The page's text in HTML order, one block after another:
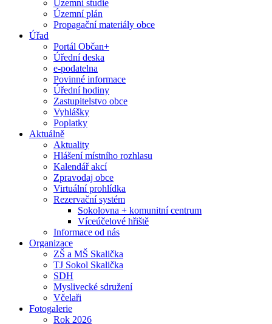
Územní studie
Územní plán
Propagační materiály obce
Úřad
Portál Občan+
Úřední deska
e-podatelna
Povinné informace
Úřední hodiny
Zastupitelstvo obce
Vyhlášky
Poplatky
Aktuálně
Aktuality
Hlášení místního rozhlasu
Kalendář akcí
Zpravodaj obce
Virtuální prohlídka
Rezervační systém
Sokolovna + komunitní centrum
Víceúčelové hřiště
Informace od nás
Organizace
ZŠ a MŠ Skalička
TJ Sokol Skalička
SDH
Myslivecké sdružení
Včelaři
Fotogalerie
Rok 2026